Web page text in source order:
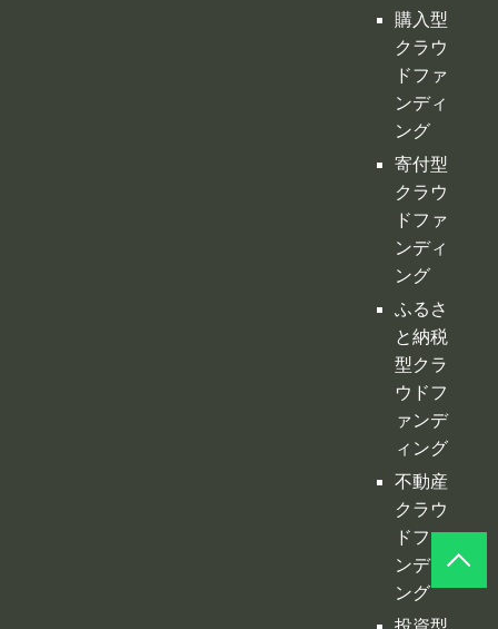
クラウ
ドファ
ンディ
ング
ふるさ
と納税
型クラ
ウドフ
ァンデ
ィング
不動産
クラウ
ドファ
ンディ
ング
投資型
クラウ
ドファ
ンディ
ング